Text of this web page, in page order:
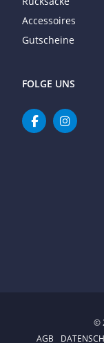
Accessoires
Gutscheine
FOLGE UNS
©
AGB